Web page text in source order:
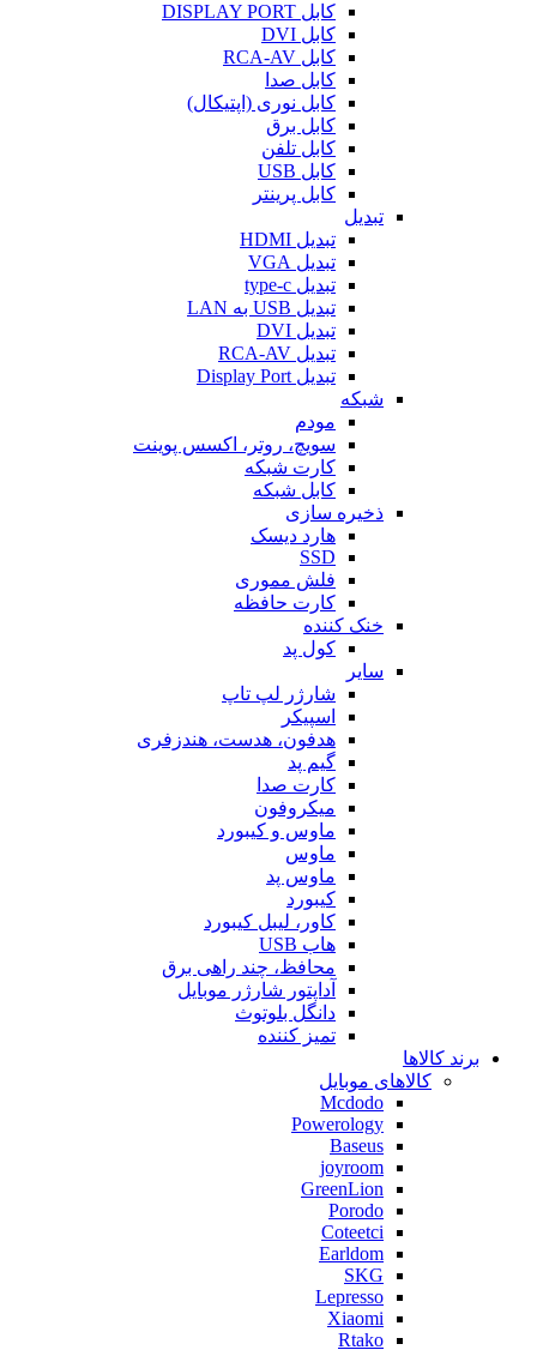
کابل DISPLAY PORT
کابل DVI
کابل RCA-AV
کابل صدا
کابل نوری (اپتیکال)
کابل برق
کابل تلفن
کابل USB
کابل پرینتر
تبدیل
تبدیل HDMI
تبدیل VGA
تبدیل type-c
تبدیل USB به LAN
تبدیل DVI
تبدیل RCA-AV
تبدیل Display Port
شبکه
مودم
سویچ، روتر، اکسس پوینت
کارت شبکه
کابل شبکه
ذخیره سازی
هارد دیسک
SSD
فلش مموری
کارت حافظه
خنک کننده
کول پد
سایر
شارژر لپ تاپ
اسپیکر
هدفون، هدست، هندزفری
گیم پد
کارت صدا
میکروفون
ماوس و کیبورد
ماوس
ماوس پد
کیبورد
کاور، لیبل کیبورد
هاب USB
محافظ، چند راهی برق
آداپتور شارژر موبایل
دانگل بلوتوث
تمیز کننده
برند کالاها
کالاهای موبایل
Mcdodo
Powerology
Baseus
joyroom
GreenLion
Porodo
Coteetci
Earldom
SKG
Lepresso
Xiaomi
Rtako